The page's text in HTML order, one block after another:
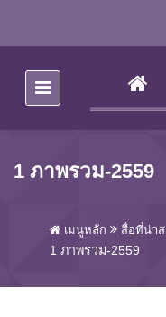
1 ภาพรวม-2559
เมนูหลัก สื่อที่น่า
1 ภาพรวม-2559